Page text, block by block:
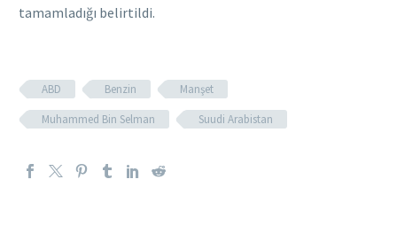
tamamladığı belirtildi.
ABD Benzin
Manşet
Muhammed Bin Selman
Suudi Arabistan